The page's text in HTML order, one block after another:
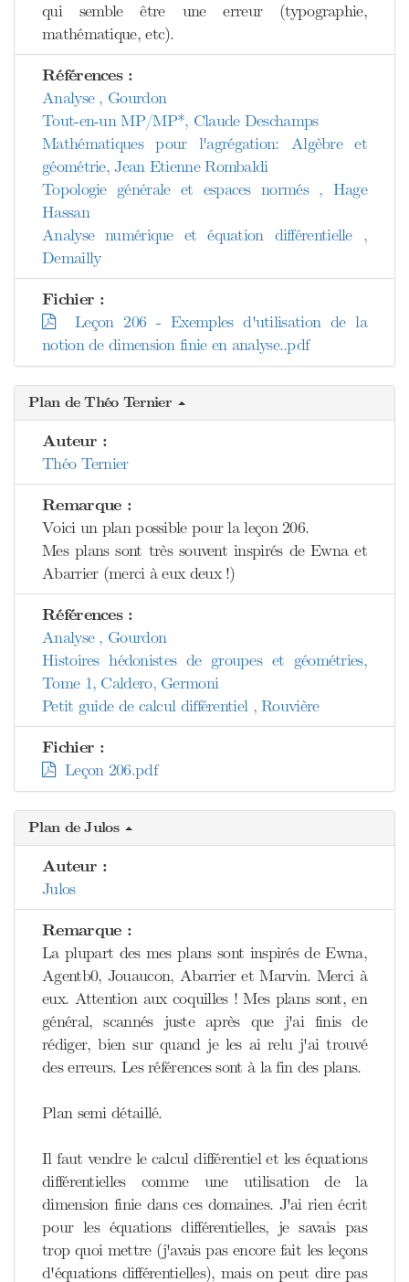
qui semble être une erreur (typographie,
mathématique, etc).
Références :
Analyse , Gourdon
Tout-en-un MP/MP*, Claude Deschamps
Mathématiques pour l'agrégation: Algèbre et
géométrie, Jean Etienne Rombaldi
Topologie générale et espaces normés , Hage
Hassan
Analyse numérique et équation différentielle ,
Demailly
Fichier :
Leçon 206 - Exemples d'utilisation de la
notion de dimension finie en analyse..pdf
Plan de Théo Ternier
Auteur :
Théo Ternier
Remarque :
Voici un plan possible pour la leçon 206.
Mes plans sont très souvent inspirés de Ewna et
Abarrier (merci à eux deux !)
Références :
Analyse , Gourdon
Histoires hédonistes de groupes et géométries,
Tome 1, Caldero, Germoni
Petit guide de calcul différentiel , Rouvière
Fichier :
Leçon 206.pdf
Plan de Julos
Auteur :
Julos
Remarque :
La plupart des mes plans sont inspirés de Ewna,
Agentb0, Jouaucon, Abarrier et Marvin. Merci à
eux. Attention aux coquilles ! Mes plans sont, en
général, scannés juste après que j'ai finis de
rédiger, bien sur quand je les ai relu j'ai trouvé
des erreurs. Les références sont à la fin des plans.
Plan semi détaillé.
Il faut vendre le calcul différentiel et les équations
différentielles comme une utilisation de la
dimension finie dans ces domaines. J'ai rien écrit
pour les équations différentielles, je savais pas
trop quoi mettre (j'avais pas encore fait les leçons
d'équations différentielles), mais on peut dire pas